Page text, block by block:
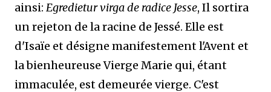
ainsi: Egredietur virga de radice Jesse, Il sortira
un rejeton de la racine de Jessé. Elle est
d'Isaïe et désigne manifestement l'Avent et
la bienheureuse Vierge Marie qui, étant
immaculée, est demeurée vierge. C'est